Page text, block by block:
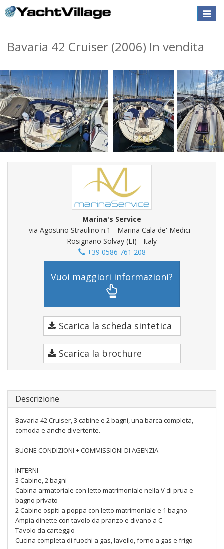
Toggle
Bavaria 42 Cruiser (2006) In vendita
Marina's Service
via Agostino Straulino n.1 - Marina Cala de' Medici -
Rosignano Solvay (LI) - Italy
+39 0586 761 208
Vuoi maggiori informazioni?
Scarica la scheda sintetica
Scarica la brochure
Descrizione
Bavaria 42 Cruiser, 3 cabine e 2 bagni, una barca completa,
comoda e anche divertente.
BUONE CONDIZIONI + COMMISSIONI DI AGENZIA
INTERNI
3 Cabine, 2 bagni
Cabina armatoriale con letto matrimoniale nella V di prua e
bagno privato
2 Cabine ospiti a poppa con letto matrimoniale e 1 bagno
Ampia dinette con tavolo da pranzo e divano a C
Tavolo da carteggio
Cucina completa di fuochi a gas, lavello, forno a gas e frigo